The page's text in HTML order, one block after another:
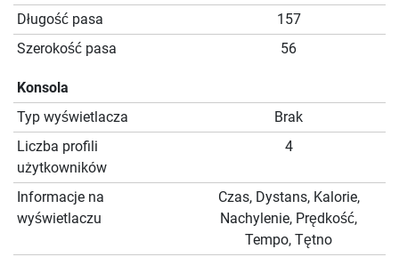
Długość pasa
157
Szerokość pasa
56
Konsola
Typ wyświetlacza
Brak
Liczba profili
użytkowników
4
Informacje na
wyświetlaczu
Czas, Dystans, Kalorie,
Nachylenie, Prędkość,
Tempo, Tętno